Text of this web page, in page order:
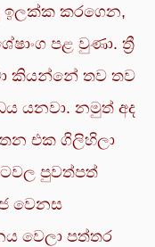
ඉලක්ක කරගෙන,
පළ වුණා. ත්‍රී
කියන්නේ තව තව
යනවා. නමුත් අද
එක ගිලිහිලා
පුවත්පත්
වෙනස
වෙලා පත්තර